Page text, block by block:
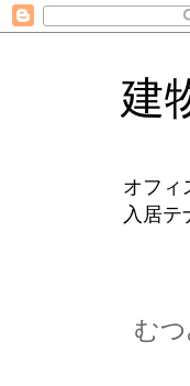
建
オフィ
入居テ
むつ